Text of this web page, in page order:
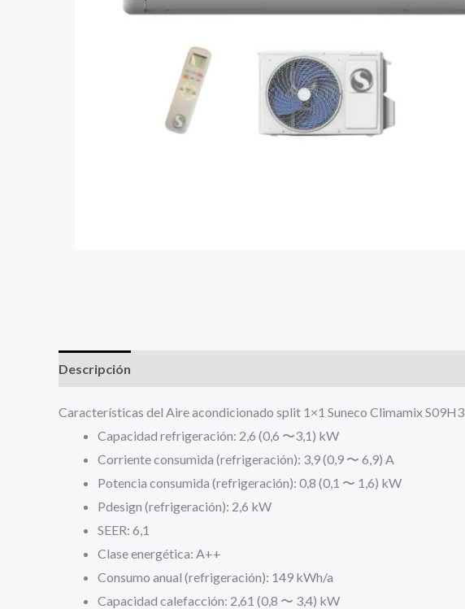
Descripción
Características del Aire acondicionado split 1×1 Suneco Climamix S09H3
Capacidad refrigeración: 2,6 (0,6 〜3,1) kW
Corriente consumida (refrigeración): 3,9 (0,9 〜 6,9) A
Potencia consumida (refrigeración): 0,8 (0,1 〜 1,6) kW
Pdesign (refrigeración): 2,6 kW
SEER: 6,1
Clase energética: A++
Consumo anual (refrigeración): 149 kWh/a
Capacidad calefacción: 2,61 (0,8 〜 3,4) kW